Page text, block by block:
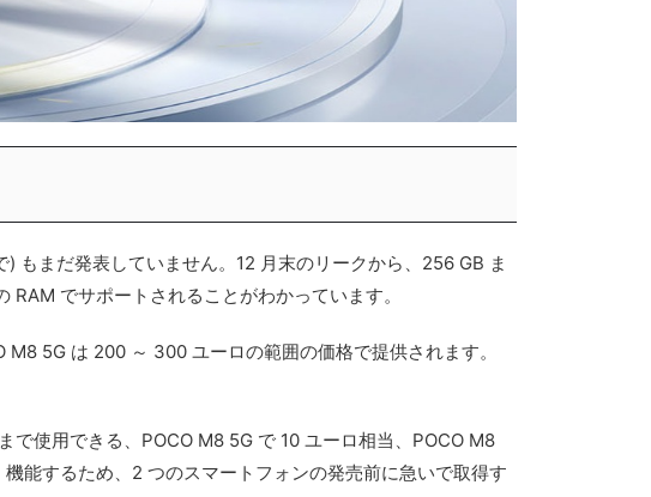
もまだ発表していません。12 月末のリークから、256 GB ま
でサポートされることがわかっています。
5G は 200 ～ 300 ユーロの範囲の価格で提供されます。
で使用できる、POCO M8 5G で 10 ユーロ相当、POCO M8
能するため、2 つのスマートフォンの発売前に急いで取得す